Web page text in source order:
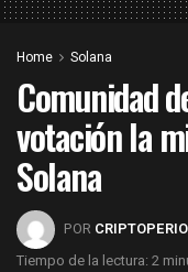
Home Solana
Comunidad
votación la
Solana
POR
Tiempo de la lectura: 2